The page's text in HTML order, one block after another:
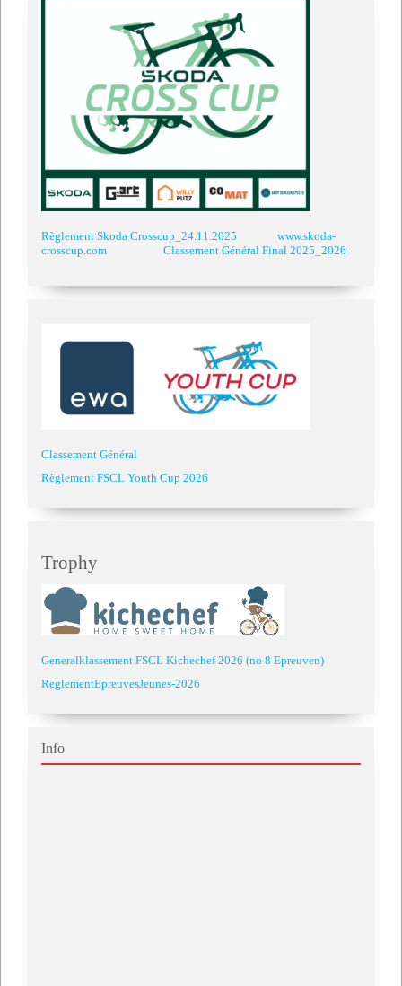
Règlement Skoda Crosscup_24.11.2025
www.skoda-
crosscup.com
Classement Général Final 2025_2026
Classement Général
Règlement FSCL Youth Cup 2026
Trophy
Generalklassement FSCL Kichechef 2026 (no 8 Epreuven)
ReglementEpreuvesJeunes-2026
Info